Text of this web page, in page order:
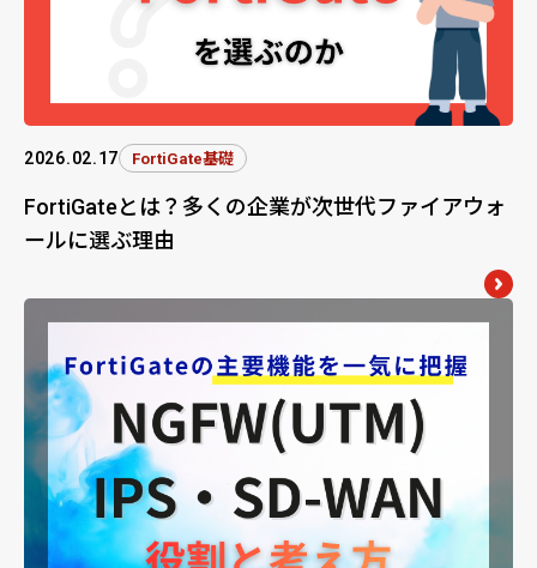
2026.02.17 FortiGate基礎
FortiGateとは？多くの企業が次世代ファイアウォ
ールに選ぶ理由